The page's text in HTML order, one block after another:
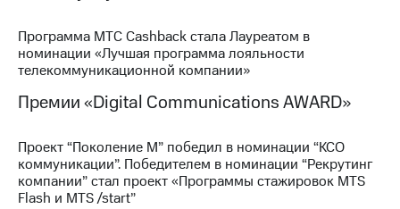
Рынок
облигаций
Описание
Еврооблигации-2023
Уведомление
погашении
именных
облигаций
Другое
Программа МТС Cashback стала Лауреатом в
номинации «Лучшая программа лояльности
телекоммуникационной компании»
Премии «Digital Communications AWARD»
Проект “Поколение М” победил в номинации “КСО
коммуникации”. Победителем в номинации “Рекрутинг
компании” стал проект «Программы стажировок MTS
Flash и MTS /start”